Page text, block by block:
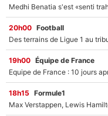
20h00 Football
19h00 Équipe de France
18h15 Formule1